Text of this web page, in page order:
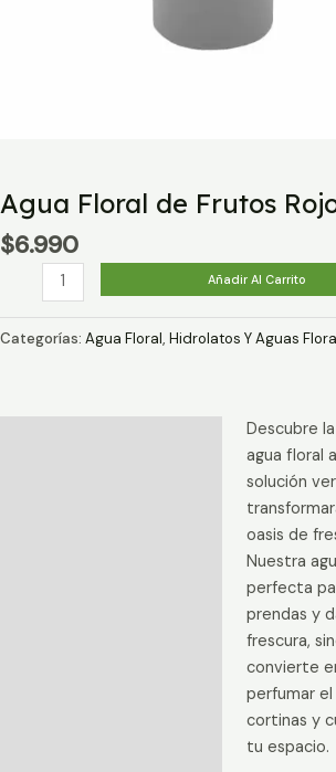
Agua Floral de Frutos
$6.990
de
Frutos
Añadir Al Carrito
Categorías: Agua Floral, Hidrolatos Y Aguas
Descubre
agua floral
solución
oasis de
Nuestra
perfecta
prendas y
frescura,
convierte
perfumar
cortinas y
tu espacio.